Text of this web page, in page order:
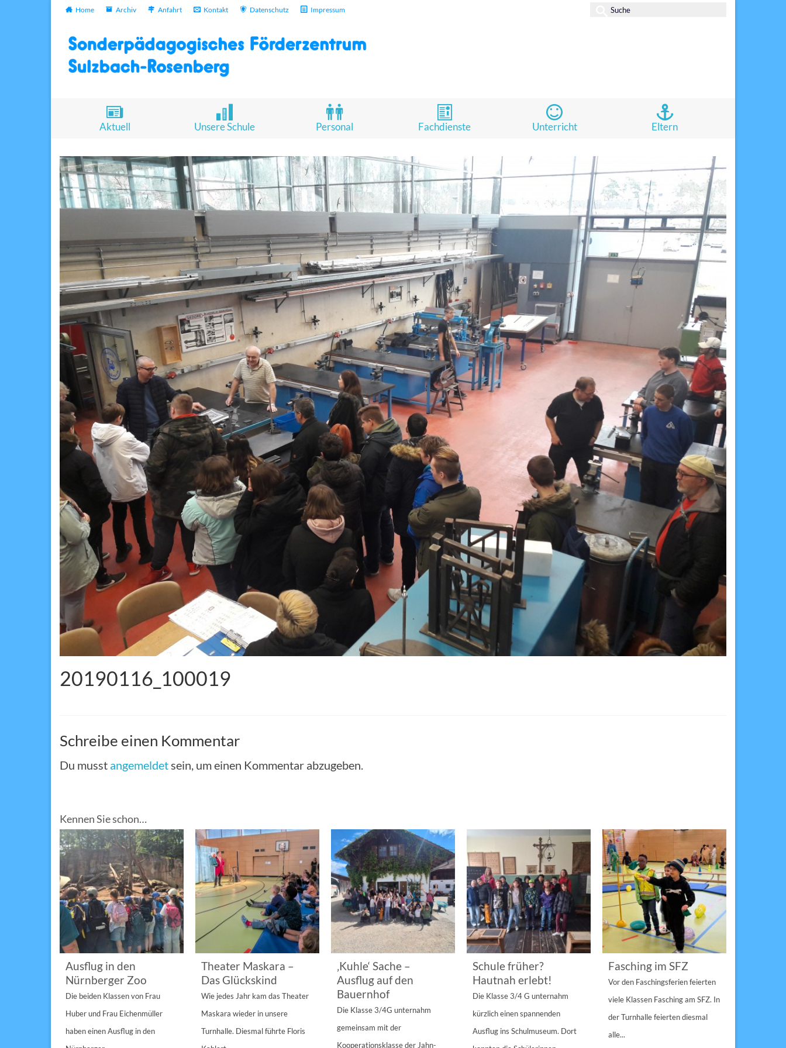
Home Archiv Anfahrt Kontakt Datenschutz Impressum
Suche
Aktuell Unsere Schule Personal Fachdienste Unterricht Eltern
20190116_100019
Schreibe einen Kommentar
Du musst angemeldetsein, um einen Kommentar abzugeben.
Kennen Sie schon…
Ausflug in den
Nürnberger Zoo
Die beiden Klassen von Frau
Huber und Frau Eichenmüller
haben einen Ausflug in den
Theater Maskara –
Das Glückskind
Wie jedes Jahr kam das Theater
Maskara wieder in unsere
Turnhalle. Diesmal führte Floris
‚Kuhle‘ Sache –
Ausflug auf den
Bauernhof
Die Klasse 3/4G unternahm
gemeinsam mit der
Kooperationsklasse der Jahn-
Schule früher?
Hautnah erlebt!
Die Klasse 3/4 G unternahm
kürzlich einen spannenden
Ausflug ins Schulmuseum. Dort
Fasching im SFZ
Vor den Faschingsferien feierten
viele Klassen Fasching am SFZ. In
der Turnhalle feierten diesmal
alle...